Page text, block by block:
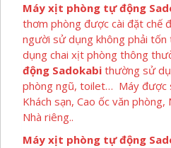
Máy xịt phòng tự động
thơm phòng được cài đặt chế
người sử dụng không phải
dụng chai xịt phòng thông
động Sadokabi thường sử
phòng ngũ, toilet… Máy được
Khách sạn, Cao ốc văn phòng,
Nhà riêng..
Máy xịt phòng tự động